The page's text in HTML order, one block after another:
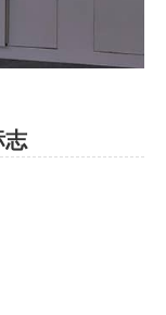
志